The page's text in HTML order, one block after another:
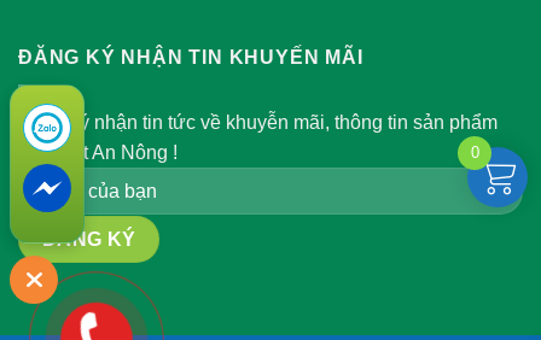
ĐĂNG KÝ NHẬN TIN KHUYẾN MÃI
Đăng ký nhận tin tức về khuyễn mãi, thông tin sản phẩm
của Việt An Nông !
0